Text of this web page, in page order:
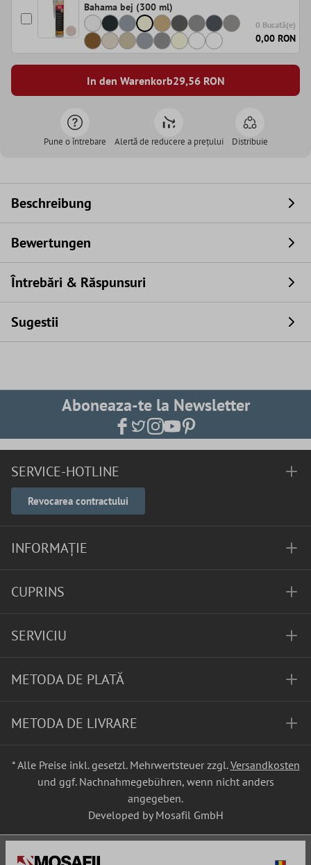
Bahama bej (300 ml)
0 Bucată(e)
0,00 RON
In den Warenkorb29,56RON
Pune o întrebare Alertă de reducere a prețului Distribuie
Beschreibung
Bewertungen
Întrebări & Răspunsuri
Sugestii
Aboneaza-te la Newsletter
SERVICE-HOTLINE
Revocarea contractului
INFORMAȚIE
CUPRINS
SERVICIU
METODA DE PLATĂ
METODA DE LIVRARE
* Alle Preise inkl. gesetzl. Mehrwertsteuer zzgl.Versandkosten
und ggf. Nachnahmegebühren, wenn nicht anders
angegeben.
Developed by Mosafil GmbH